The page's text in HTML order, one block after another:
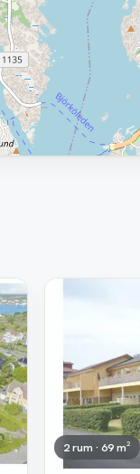
Borttagen
2 rum · 69 m²